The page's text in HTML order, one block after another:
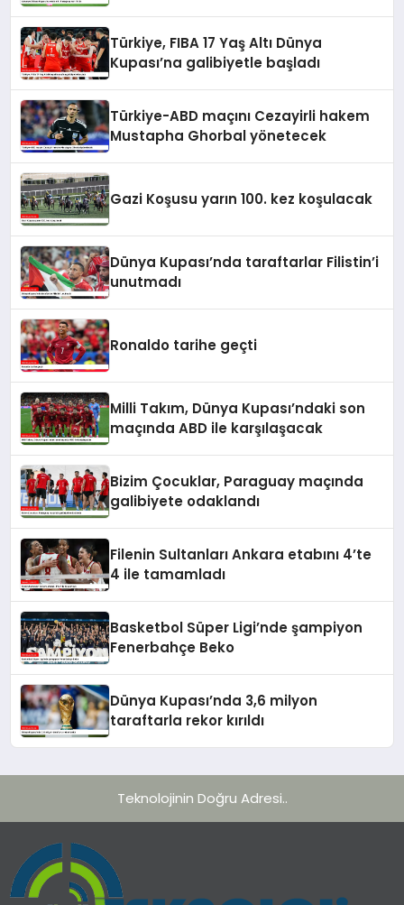
Türkiye, FIBA 17 Yaş Altı Dünya
Kupası’na galibiyetle başladı
Türkiye-ABD maçını Cezayirli hakem
Mustapha Ghorbal yönetecek
Gazi Koşusu yarın 100. kez koşulacak
Dünya Kupası’nda taraftarlar Filistin’i
unutmadı
Ronaldo tarihe geçti
Milli Takım, Dünya Kupası’ndaki son
maçında ABD ile karşılaşacak
Bizim Çocuklar, Paraguay maçında
galibiyete odaklandı
Filenin Sultanları Ankara etabını 4’te
4 ile tamamladı
Basketbol Süper Ligi’nde şampiyon
Fenerbahçe Beko
Dünya Kupası’nda 3,6 milyon
taraftarla rekor kırıldı
Teknolojinin Doğru Adresi..